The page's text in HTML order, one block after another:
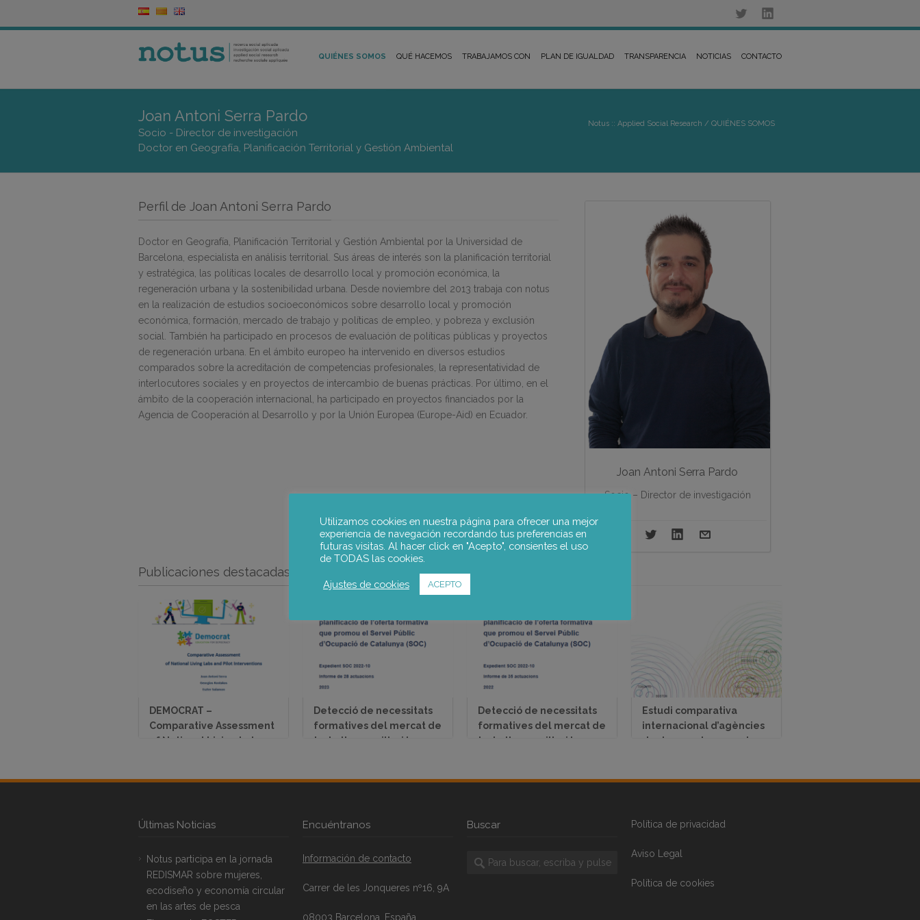
QUIÉNES SOMOS QUÉ HACEMOS TRABAJAMOS CON PLAN DE IGUALDAD TRANSPARENCIA NOTICIAS CONTACTO
Joan Antoni Serra Pardo
Socio - Director de investigación
Doctor en Geografía, Planificación Territorial y Gestión Ambiental
Notus :: Applied Social Research / QUIÉNES SOMOS
Perfil de Joan Antoni Serra Pardo
Doctor en Geografía, Planificación Territorial y Gestión Ambiental por la Universidad de
Barcelona, especialista en análisis territorial. Sus áreas de interés son la planificación territorial
y estratégica, las políticas locales de desarrollo local y promoción económica, la
regeneración urbana y la sostenibilidad urbana. Desde noviembre del 2013 trabaja con notus
en la realización de estudios socioeconómicos sobre desarrollo local y promoción
económica, formación, mercado de trabajo y políticas de empleo, y pobreza y exclusión
social. También ha participado en procesos de evaluación de políticas públicas y proyectos
de regeneración urbana. En el ámbito europeo ha intervenido en diversos estudios
comparados sobre la acreditación de competencias profesionales, la representatividad de
interlocutores sociales y en proyectos de intercambio de buenas prácticas. Por último, en el
ámbito de la cooperación internacional, ha participado en proyectos financiados por la
Agencia de Cooperación al Desarrollo y por la Unión Europea (Europe-Aid) en Ecuador.
Joan Antoni Serra Pardo
Socio – Director de investigación
Publicaciones destacadas
DEMOCRAT –
Comparative Assessment
of National Living Labs
Detecció de necessitats
formatives del mercat de
treball que millori la
Servei Públic d’Ocupació
Detecció de necessitats
formatives del mercat de
treball que millori la
Servei Públic d’Ocupació
Estudi comparativa
internacional d’agències
de desenvolupament
Últimas Noticias
Notus participa en la jornada
REDISMAR sobre mujeres,
ecodiseño y economía circular
en las artes de pesca
Encuéntranos
Información de contacto
Carrer de les Jonqueres nº16, 9A
08003 Barcelona, España
Buscar Política de privacidad
Aviso Legal
Política de cookies
Utilizamos cookies en nuestra página para ofrecer una mejor
experiencia de navegación recordando tus preferencias en
futuras visitas. Al hacer click en "Acepto", consientes el uso
de TODAS las cookies.
Ajustes de cookies ACEPTO